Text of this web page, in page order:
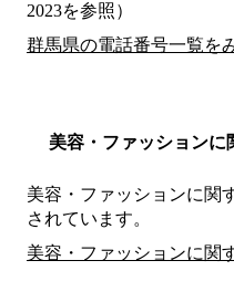
2023を参照）
群馬県の電話番号一覧を
美容・ファッションに
美容・ファッションに関
されています。
美容・ファッションに関